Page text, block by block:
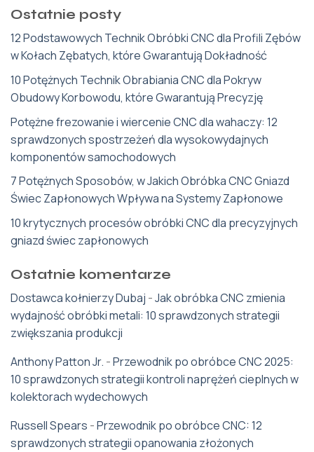
Ostatnie posty
12 Podstawowych Technik Obróbki CNC dla Profili Zębów
w Kołach Zębatych, które Gwarantują Dokładność
10 Potężnych Technik Obrabiania CNC dla Pokryw
Obudowy Korbowodu, które Gwarantują Precyzję
Potężne frezowanie i wiercenie CNC dla wahaczy: 12
sprawdzonych spostrzeżeń dla wysokowydajnych
komponentów samochodowych
7 Potężnych Sposobów, w Jakich Obróbka CNC Gniazd
Świec Zapłonowych Wpływa na Systemy Zapłonowe
10 krytycznych procesów obróbki CNC dla precyzyjnych
gniazd świec zapłonowych
Ostatnie komentarze
Dostawca kołnierzy Dubaj -Jak obróbka CNC zmienia
wydajność obróbki metali: 10 sprawdzonych strategii
zwiększania produkcji
Anthony Patton Jr. -Przewodnik po obróbce CNC 2025:
10 sprawdzonych strategii kontroli naprężeń cieplnych w
kolektorach wydechowych
Russell Spears -Przewodnik po obróbce CNC: 12
sprawdzonych strategii opanowania złożonych